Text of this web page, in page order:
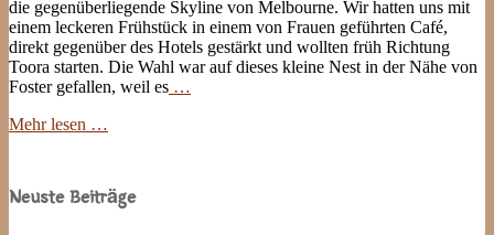
die gegenüberliegende Skyline von Melbourne. Wir hatten uns mit
einem leckeren Frühstück in einem von Frauen geführten Café,
direkt gegenüber des Hotels gestärkt und wollten früh Richtung
Toora starten. Die Wahl war auf dieses kleine Nest in der Nähe von
Foster gefallen, weil es …
Mehr lesen …
Neuste Beiträge